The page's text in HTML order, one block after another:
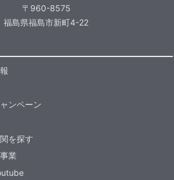
〒960-8575
福島県福島市新町4-22
ンペーン
を探す
業